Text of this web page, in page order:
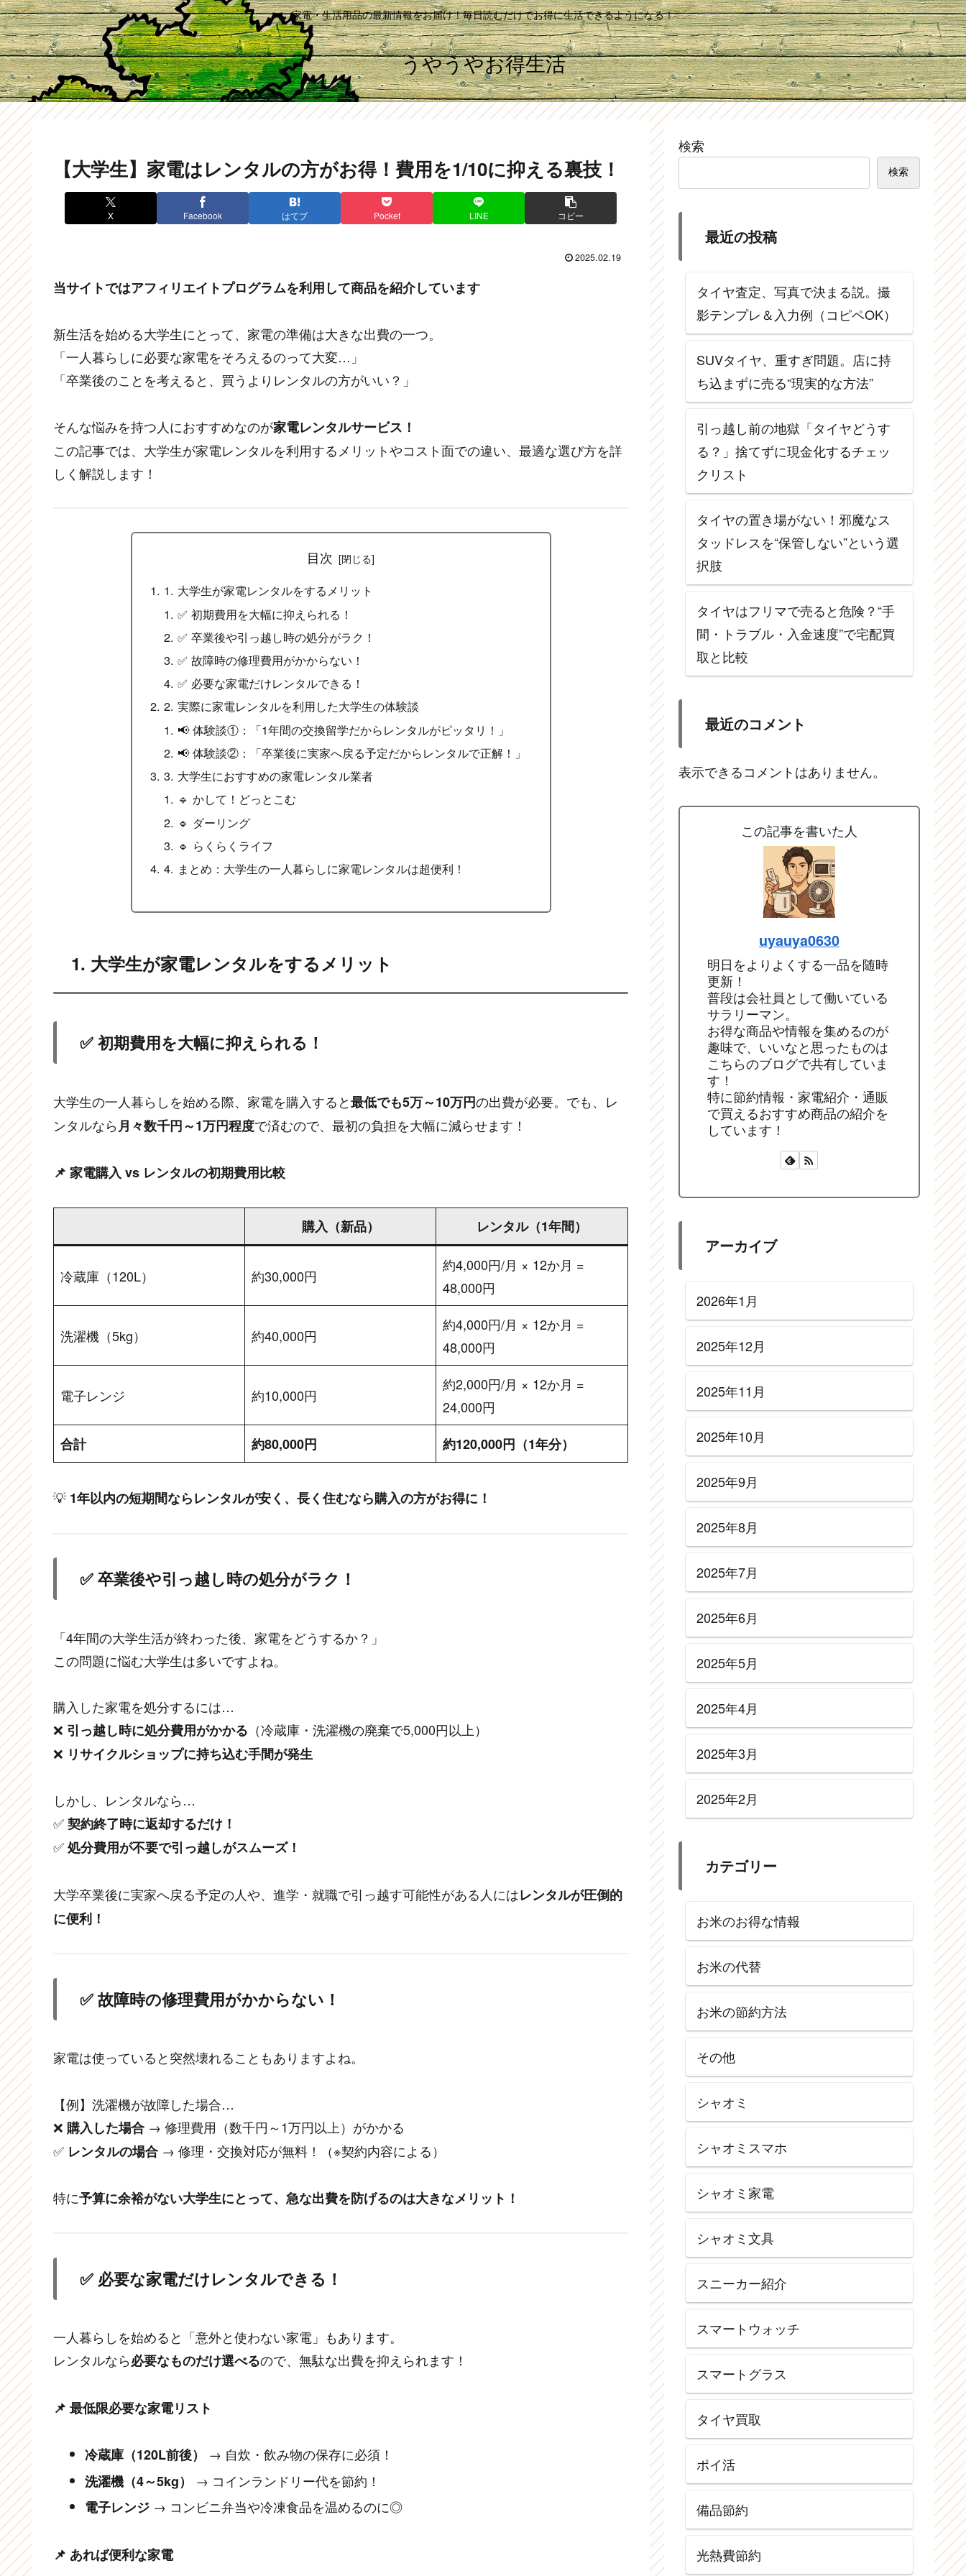
家電・生活用品の最新情報をお届け！毎日読むだけでお得に生活できるようになる！
うやうやお得生活
【大学生】家電はレンタルの方がお得！費用を1/10に抑える裏技！
X Facebook はてブ Pocket LINE コピー
2025.02.19
当サイトではアフィリエイトプログラムを利用して商品を紹介しています
新生活を始める大学生にとって、家電の準備は大きな出費の一つ。
「一人暮らしに必要な家電をそろえるのって大変…」
「卒業後のことを考えると、買うよりレンタルの方がいい？」
そんな悩みを持つ人におすすめなのが家電レンタルサービス！
この記事では、大学生が家電レンタルを利用するメリットやコスト面での違い、最適な選び方を詳
しく解説します！
目次
1. 大学生が家電レンタルをするメリット
✅ 初期費用を大幅に抑えられる！
✅ 卒業後や引っ越し時の処分がラク！
✅ 故障時の修理費用がかからない！
✅ 必要な家電だけレンタルできる！
2. 実際に家電レンタルを利用した大学生の体験談
📢 体験談①：「1年間の交換留学だからレンタルがピッタリ！」
📢 体験談②：「卒業後に実家へ戻る予定だからレンタルで正解！」
3. 大学生におすすめの家電レンタル業者
🔹 かして！どっとこむ
🔹 ダーリング
🔹 らくらくライフ
4. まとめ：大学生の一人暮らしに家電レンタルは超便利！
1. 大学生が家電レンタルをするメリット
✅ 初期費用を大幅に抑えられる！
大学生の一人暮らしを始める際、家電を購入すると最低でも5万～10万円の出費が必要。でも、レ
ンタルなら月々数千円～1万円程度で済むので、最初の負担を大幅に減らせます！
📌 家電購入 vs レンタルの初期費用比較
購入（新品） レンタル（1年間）
冷蔵庫（120L） 約30,000円
約4,000円/月 × 12か月 =
48,000円
洗濯機（5kg） 約40,000円
約4,000円/月 × 12か月 =
48,000円
電子レンジ 約10,000円
約2,000円/月 × 12か月 =
24,000円
合計
約80,000円 約120,000円（1年分）
💡 1年以内の短期間ならレンタルが安く、長く住むなら購入の方がお得に！
✅ 卒業後や引っ越し時の処分がラク！
「4年間の大学生活が終わった後、家電をどうするか？」
この問題に悩む大学生は多いですよね。
購入した家電を処分するには…
❌ 引っ越し時に処分費用がかかる （冷蔵庫・洗濯機の廃棄で5,000円以上）
❌ リサイクルショップに持ち込む手間が発生
しかし、レンタルなら…
✅契約終了時に返却するだけ！
✅処分費用が不要で引っ越しがスムーズ！
大学卒業後に実家へ戻る予定の人や、進学・就職で引っ越す可能性がある人にはレンタルが圧倒的
に便利！
✅ 故障時の修理費用がかからない！
家電は使っていると突然壊れることもありますよね。
【例】洗濯機が故障した場合…
❌ 購入した場合 → 修理費用（数千円～1万円以上）がかかる
✅ レンタルの場合 → 修理・交換対応が無料！（※契約内容による）
特に予算に余裕がない大学生にとって、急な出費を防げるのは大きなメリット！
✅ 必要な家電だけレンタルできる！
一人暮らしを始めると「意外と使わない家電」もあります。
レンタルなら必要なものだけ選べるので、無駄な出費を抑えられます！
📌 最低限必要な家電リスト
冷蔵庫（120L前後）
→ 自炊・飲み物の保存に必須！
洗濯機（4～5kg）
→ コインランドリー代を節約！
電子レンジ→ コンビニ弁当や冷凍食品を温めるのに◎
📌 あれば便利な家電
検索
検索
最近の投稿
タイヤ査定、写真で決まる説。撮
影テンプレ＆入力例（コピペOK）
SUVタイヤ、重すぎ問題。店に持
ち込まずに売る“現実的な方法”
引っ越し前の地獄「タイヤどうす
る？」捨てずに現金化するチェッ
クリスト
タイヤの置き場がない！邪魔なス
タッドレスを“保管しない”という選
択肢
タイヤはフリマで売ると危険？“手
間・トラブル・入金速度”で宅配買
取と比較
最近のコメント
表示できるコメントはありません。
この記事を書いた人
uyauya0630
明日をよりよくする一品を随時
更新！
普段は会社員として働いている
サラリーマン。
お得な商品や情報を集めるのが
趣味で、いいなと思ったものは
こちらのブログで共有していま
す！
特に節約情報・家電紹介・通販
で買えるおすすめ商品の紹介を
しています！
アーカイブ
2026年1月
2025年12月
2025年11月
2025年10月
2025年9月
2025年8月
2025年7月
2025年6月
2025年5月
2025年4月
2025年3月
2025年2月
カテゴリー
お米のお得な情報
お米の代替
お米の節約方法
その他
シャオミ
シャオミスマホ
シャオミ家電
シャオミ文具
スニーカー紹介
スマートウォッチ
スマートグラス
タイヤ買取
ポイ活
備品節約
光熱費節約